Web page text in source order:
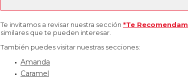
Te invitamos a revisar nuestra sección "Te
similares que te pueden interesar.
También puedes visitar nuestras secciones:
Amanda
Caramel